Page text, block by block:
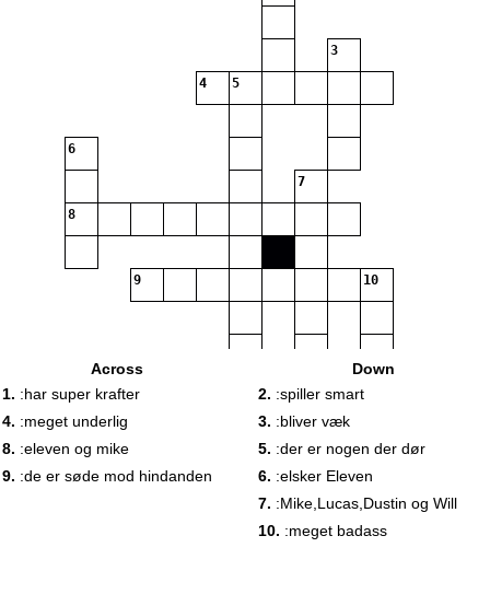
3
4 5
6
7
8
9 10
Across
1. :har super krafter
4. :meget underlig
8. :eleven og mike
9. :de er søde mod hindanden
Down
2. :spiller smart
3. :bliver væk
5. :der er nogen der dør
6. :elsker Eleven
7. :Mike,Lucas,Dustin og Will
10. :meget badass